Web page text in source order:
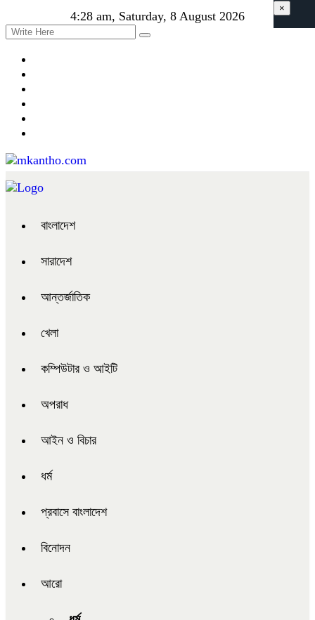
4:28 am, Saturday, 8 August 2026
বাংলাদেশ
সারাদেশ
আন্তর্জাতিক
খেলা
কম্পিউটার ও আইটি
অপরাধ
আইন ও বিচার
ধর্ম
প্রবাসে বাংলাদেশ
বিনোদন
আরো
×